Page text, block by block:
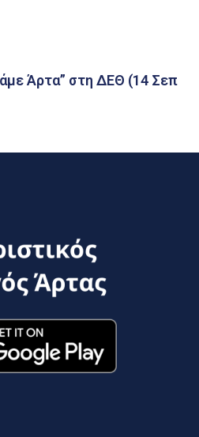
Άρτα” στη ΔΕΘ (14 Σεπ